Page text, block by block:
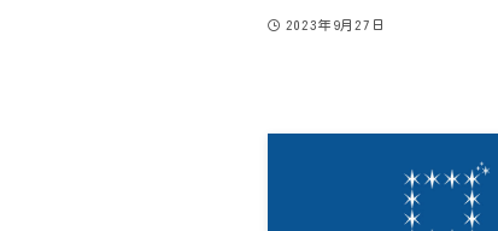
2023年9月27日